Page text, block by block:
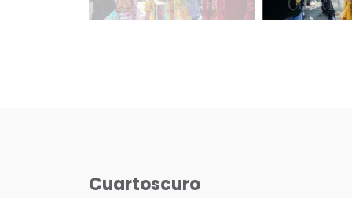
Cuartoscuro